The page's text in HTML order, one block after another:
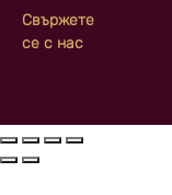
Свържете
се с нас